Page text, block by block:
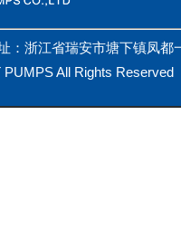
浙江省瑞安市塘下镇凤都
PUMPS All Rights